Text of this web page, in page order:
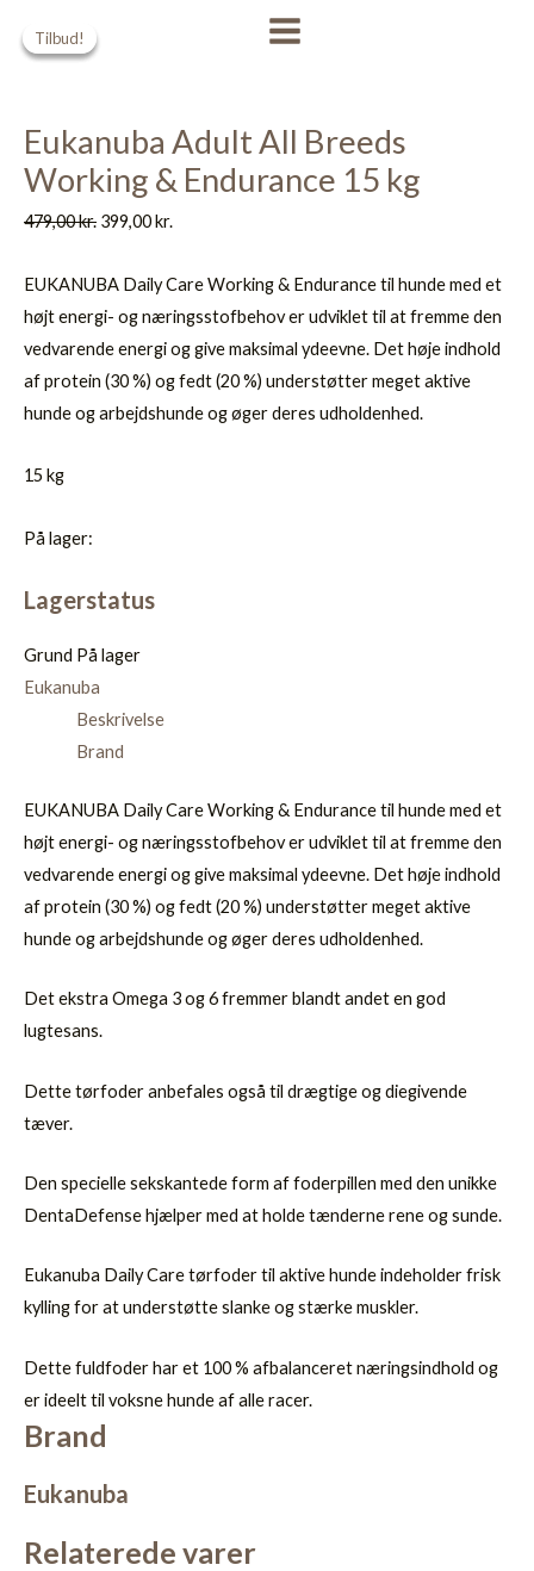
MAIN
Tilbud!
Eukanuba Adult All Breeds
Working & Endurance 15 kg
479,00kr.
479,00 kr..
399,00kr.
399,00 kr..
EUKANUBA Daily Care Working & Endurance til hunde med et
højt energi- og næringsstofbehov er udviklet til at fremme den
vedvarende energi og give maksimal ydeevne. Det høje indhold
af protein (30 %) og fedt (20 %) understøtter meget aktive
hunde og arbejdshunde og øger deres udholdenhed.
15 kg
På lager:
Lagerstatus
Grund På lager
Eukanuba
Beskrivelse
Brand
EUKANUBA Daily Care Working & Endurance til hunde med et
højt energi- og næringsstofbehov er udviklet til at fremme den
vedvarende energi og give maksimal ydeevne. Det høje indhold
af protein (30 %) og fedt (20 %) understøtter meget aktive
hunde og arbejdshunde og øger deres udholdenhed.
Det ekstra Omega 3 og 6 fremmer blandt andet en god
lugtesans.
Dette tørfoder anbefales også til drægtige og diegivende
tæver.
Den specielle sekskantede form af foderpillen med den unikke
DentaDefense hjælper med at holde tænderne rene og sunde.
Eukanuba Daily Care tørfoder til aktive hunde indeholder frisk
kylling for at understøtte slanke og stærke muskler.
Dette fuldfoder har et 100 % afbalanceret næringsindhold og
er ideelt til voksne hunde af alle racer.
Brand
Eukanuba
Relaterede varer
Tilbud!
Tilbud!
419,00 kr..
aktuelle
369,00 kr..